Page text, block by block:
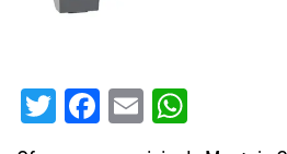
T
Fa E
m ha